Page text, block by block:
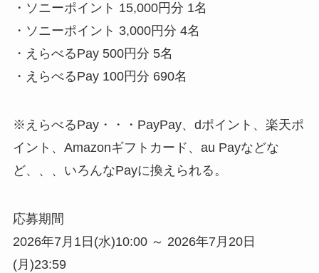
・ソニーポイント 15,000円分 1名​
・ソニーポイント 3,000円分 4名​
・えらべるPay 500円分 5名​
・えらべるPay 100円分 690名​
※えらべるPay・・・PayPay、dポイント、楽天ポ
イント、Amazonギフトカード、au Payなどな
ど、、、いろんなPayに換えられる。
応募期間​
2026年7月1日(水)10:00 ～ 2026年7月20日
(月)23:59